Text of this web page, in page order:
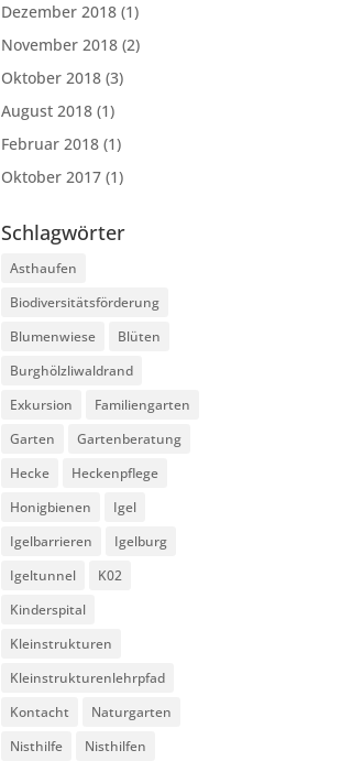
Dezember 2018 (1)
November 2018 (2)
Oktober 2018 (3)
August 2018 (1)
Februar 2018 (1)
Oktober 2017 (1)
Schlagwörter
Asthaufen
Biodiversitätsförderung
Blumenwiese
Blüten
Burghölzliwaldrand
Exkursion
Familiengarten
Garten
Gartenberatung
Hecke
Heckenpflege
Honigbienen
Igel
Igelbarrieren
Igelburg
Igeltunnel
K02
Kinderspital
Kleinstrukturen
Kleinstrukturenlehrpfad
Kontacht
Naturgarten
Nisthilfe
Nisthilfen